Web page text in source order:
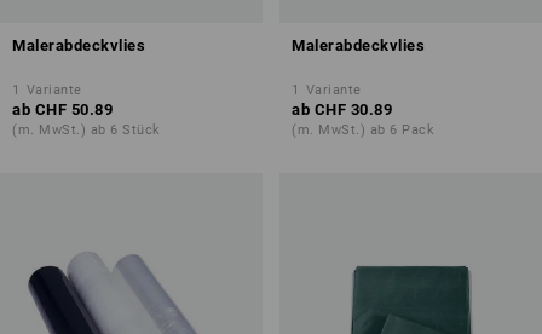
Malerabdeckvlies
1 Variante
ab CHF 50.89
(m. MwSt.) ab 6 Stück
Malerabdeckvlies
1 Variante
ab CHF 30.89
(m. MwSt.) ab 6 Pack